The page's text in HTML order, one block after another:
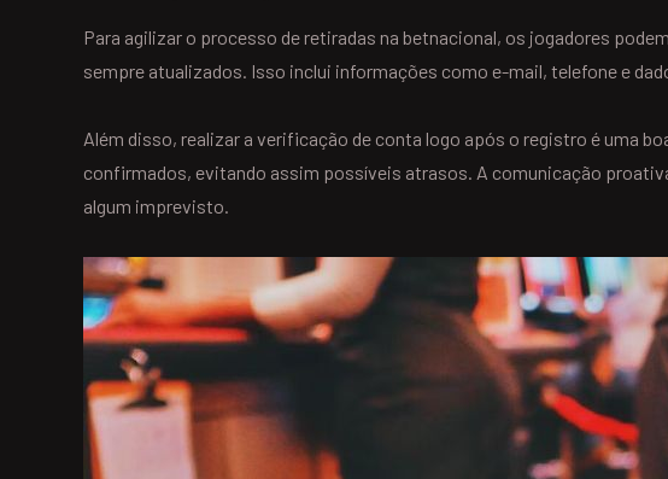
Para agilizar o processo de retiradas na betnacional, os jogadores
sempre atualizados. Isso inclui informações como e-mail, telefone e
Além disso, realizar a verificação de conta logo após o registro é uma
confirmados, evitando assim possíveis atrasos. A comunicação
algum imprevisto.